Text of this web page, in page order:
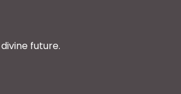
future.